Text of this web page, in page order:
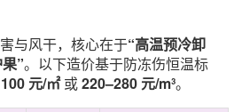
与风干，核心在于“高温预冷卸
”。以下造价基于防冻伤恒温标
元/㎡或220–280 元/m³。